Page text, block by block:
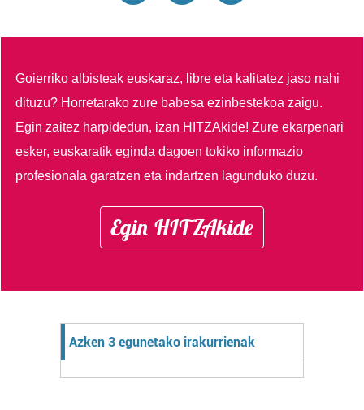
Goierriko albisteak euskaraz, libre eta kalitatez jaso nahi
dituzu? Horretarako zure babesa ezinbestekoa zaigu.
Egin zaitez harpidedun, izan HITZAkide!Zure ekarpenari
esker, euskaratik eginda dagoen tokiko informazio
profesionala garatzen eta indartzen lagunduko duzu.
Egin HITZAkide
Azken 3 egunetako irakurrienak